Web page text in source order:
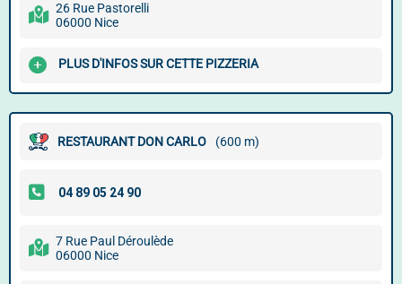
26 Rue Pastorelli
06000 Nice
PLUS D'INFOS SUR CETTE PIZZERIA
RESTAURANT DON CARLO (600 m)
7 Rue Paul Déroulède
06000 Nice